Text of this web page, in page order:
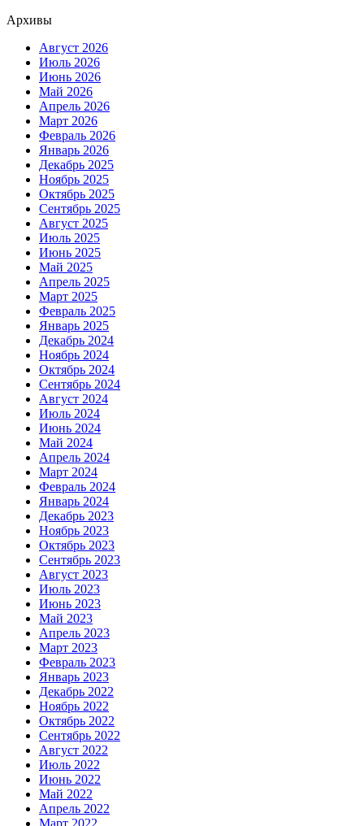
Архивы
Август 2026
Июль 2026
Июнь 2026
Май 2026
Апрель 2026
Март 2026
Февраль 2026
Январь 2026
Декабрь 2025
Ноябрь 2025
Октябрь 2025
Сентябрь 2025
Август 2025
Июль 2025
Июнь 2025
Май 2025
Апрель 2025
Март 2025
Февраль 2025
Январь 2025
Декабрь 2024
Ноябрь 2024
Октябрь 2024
Сентябрь 2024
Август 2024
Июль 2024
Июнь 2024
Май 2024
Апрель 2024
Март 2024
Февраль 2024
Январь 2024
Декабрь 2023
Ноябрь 2023
Октябрь 2023
Сентябрь 2023
Август 2023
Июль 2023
Июнь 2023
Май 2023
Апрель 2023
Март 2023
Февраль 2023
Январь 2023
Декабрь 2022
Ноябрь 2022
Октябрь 2022
Сентябрь 2022
Август 2022
Июль 2022
Июнь 2022
Май 2022
Апрель 2022
Март 2022